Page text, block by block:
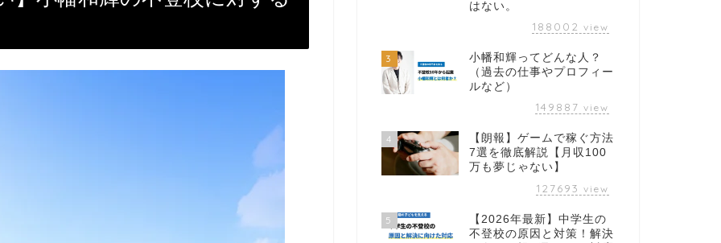
はない。
188002 view
3
小幡和輝ってどんな人？
（過去の仕事やプロフィー
ルなど）
149887 view
4
【朗報】ゲームで稼ぐ方法
7選を徹底解説【月収100
万も夢じゃない】
127693 view
5
【2026年最新】中学生の
不登校の原因と対策！解決